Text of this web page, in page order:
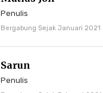
Penulis
Bergabung Sejak Januari 2021
Sarun
Penulis